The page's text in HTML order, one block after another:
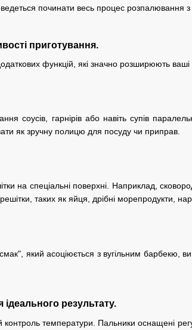
починати весь процес розпалювання з
приготування.
функцій, які значно розширюють ваші
соусів, гарнірів або навіть супів
як зручну полицю для посуду чи приправ.
на спеціальні поверхні. Наприклад,
таких як яйця, дрібні морепродукти,
який асоціюється з вугільним барбекю,
результату.
температури. Пальники оснащені